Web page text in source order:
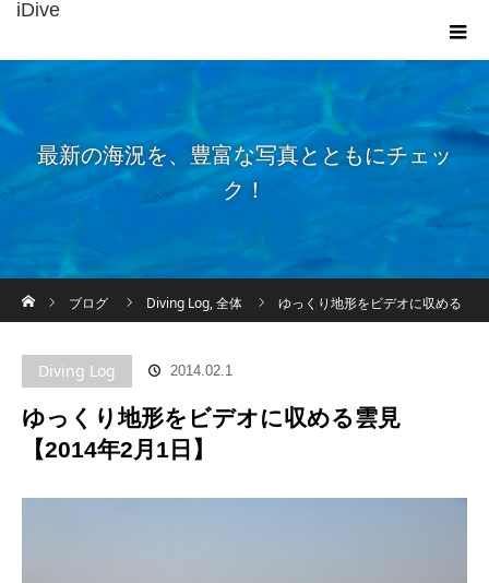
iDive
最新の海況を、豊富な写真とともにチェッ
ク！
ブログ
Diving Log,全体 ゆっくり地形をビデオに収める
Diving Log 2014.02.1
ゆっくり地形をビデオに収める雲見
【2014年2月1日】